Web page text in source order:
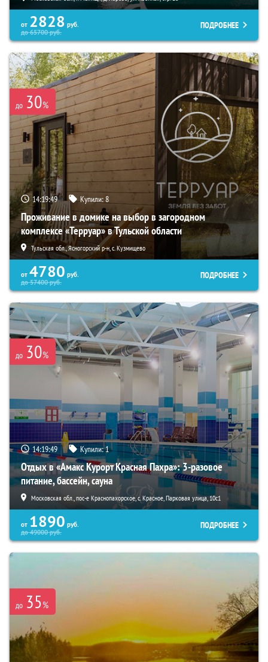
от 2828 руб.
до65700руб.
ПОДРОБНЕЕ
до 30%
14:19:47 Купили:8
Проживание в домике на выбор в загородном
комплексе «Терруар» в Тульской области
Тульская обл., Ясногорский р-н, с. Кузмищево
от 4780 руб.
до57400руб.
ПОДРОБНЕЕ
до 30%
14:19:47 Купили:1
Отдых в «Амакс Курорт ‎Красная Пахра»: 3-разовое
питание, бассейн, сауна
Московская обл., пос-е Краснопахорское, с. Красное, Парковая улица, 10с1
от 1890 руб.
до49000руб.
ПОДРОБНЕЕ
до 35%